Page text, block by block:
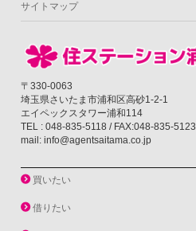
サイトマップ
〒330-0063
埼玉県さいたま市浦和区高砂1-2-1
エイペックスタワー浦和114
TEL : 048-835-5118 / FAX:048-835-5123
mail: info@agentsaitama.co.jp
買いたい
借りたい